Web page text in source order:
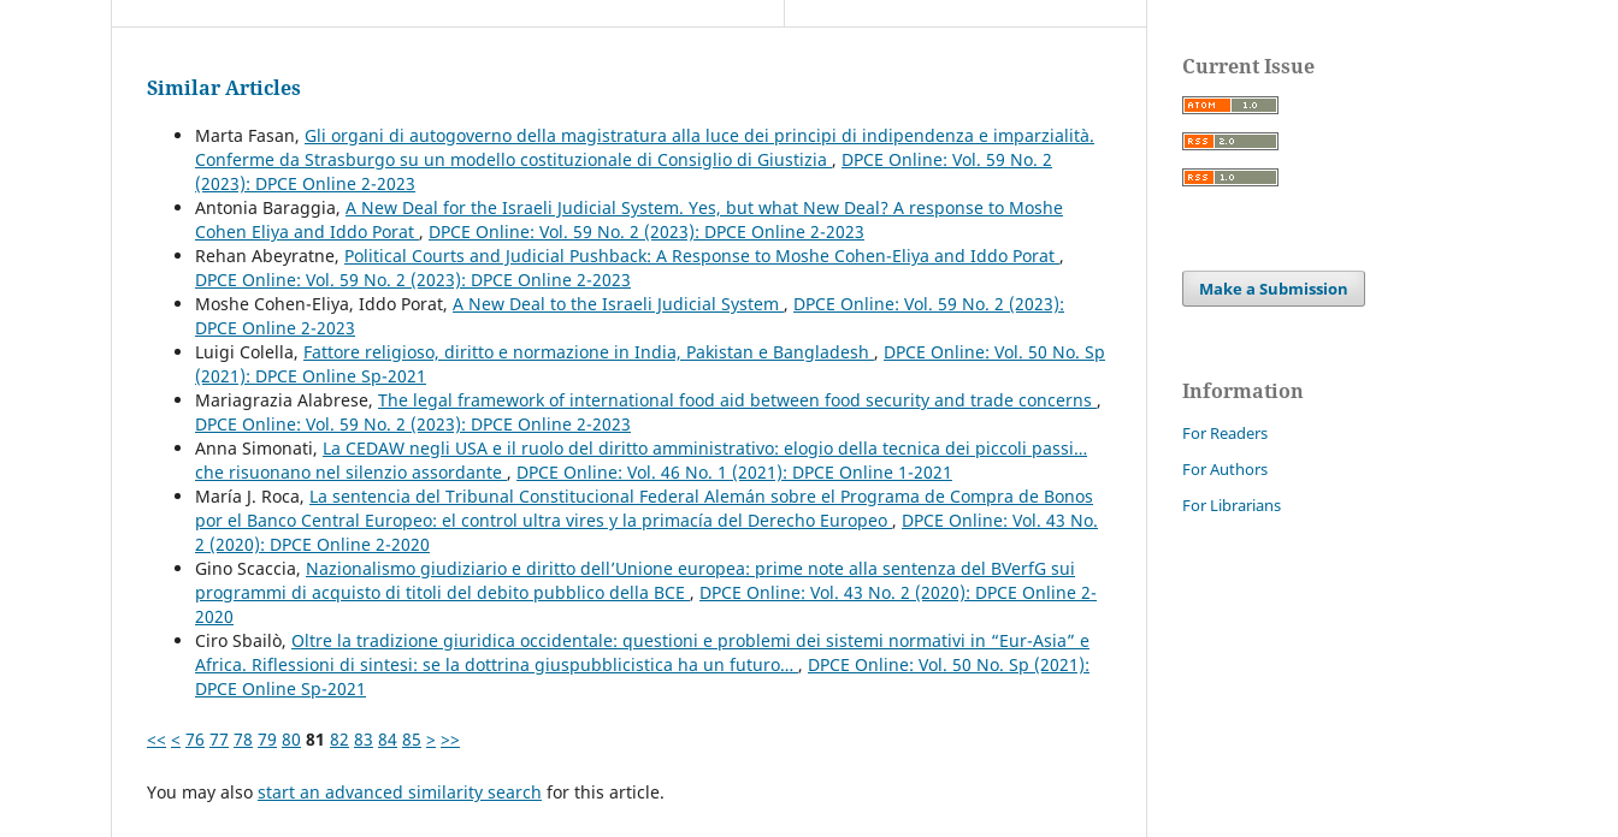
Similar Articles
Marta Fasan, Gli organi di autogoverno della magistratura alla luce dei principi di indipendenza e imparzialità.
Conferme da Strasburgo su un modello costituzionale di Consiglio di Giustizia , DPCE Online: Vol. 59 No. 2
(2023): DPCE Online 2-2023
Antonia Baraggia, A New Deal for the Israeli Judicial System. Yes, but what New Deal? A response to Moshe
Cohen Eliya and Iddo Porat , DPCE Online: Vol. 59 No. 2 (2023): DPCE Online 2-2023
Rehan Abeyratne, Political Courts and Judicial Pushback: A Response to Moshe Cohen-Eliya and Iddo Porat ,
DPCE Online: Vol. 59 No. 2 (2023): DPCE Online 2-2023
Moshe Cohen-Eliya, Iddo Porat, A New Deal to the Israeli Judicial System , DPCE Online: Vol. 59 No. 2 (2023):
DPCE Online 2-2023
Luigi Colella, Fattore religioso, diritto e normazione in India, Pakistan e Bangladesh , DPCE Online: Vol. 50 No. Sp
(2021): DPCE Online Sp-2021
Mariagrazia Alabrese, The legal framework of international food aid between food security and trade concerns ,
DPCE Online: Vol. 59 No. 2 (2023): DPCE Online 2-2023
Anna Simonati, La CEDAW negli USA e il ruolo del diritto amministrativo: elogio della tecnica dei piccoli passi…
che risuonano nel silenzio assordante , DPCE Online: Vol. 46 No. 1 (2021): DPCE Online 1-2021
María J. Roca, La sentencia del Tribunal Constitucional Federal Alemán sobre el Programa de Compra de Bonos
por el Banco Central Europeo: el control ultra vires y la primacía del Derecho Europeo , DPCE Online: Vol. 43 No.
2 (2020): DPCE Online 2-2020
Gino Scaccia, Nazionalismo giudiziario e diritto dell’Unione europea: prime note alla sentenza del BVerfG sui
programmi di acquisto di titoli del debito pubblico della BCE , DPCE Online: Vol. 43 No. 2 (2020): DPCE Online 2-
2020
Ciro Sbailò, Oltre la tradizione giuridica occidentale: questioni e problemi dei sistemi normativi in “Eur-Asia” e
Africa. Riflessioni di sintesi: se la dottrina giuspubblicistica ha un futuro… , DPCE Online: Vol. 50 No. Sp (2021):
DPCE Online Sp-2021
<< < 76 77 78 79 80 81 82 83 84 85 > >>
You may also start an advanced similarity search for this article.
Current Issue
Make a Submission
Information
For Readers
For Authors
For Librarians